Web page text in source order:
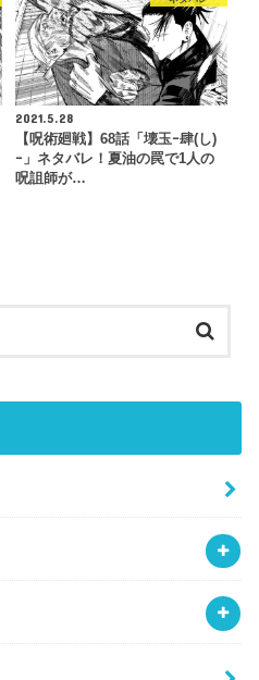
2021.5.28
【呪術廻戦】68話「壊玉ｰ肆(し)
ｰ」ネタバレ！夏油の罠で1人の
呪詛師が…